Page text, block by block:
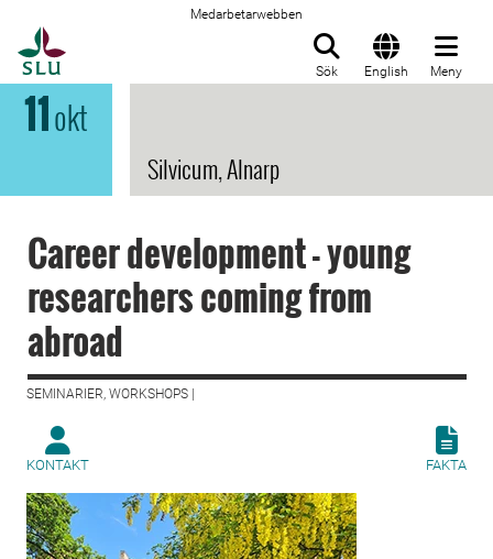
Medarbetarwebben
Sök English Meny
11okt
Silvicum, Alnarp
Career development - young
researchers coming from
abroad
SEMINARIER, WORKSHOPS |
KONTAKT FAKTA